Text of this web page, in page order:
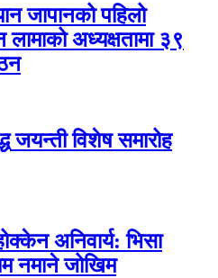
जापानको पहिलो
अध्यक्षतामा ३९
जयन्ती विशेष समारोह
अनिवार्य: भिसा
नमाने जोखिम